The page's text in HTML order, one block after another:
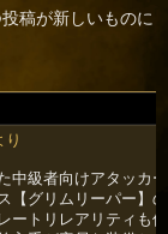
稿が新しいものに
り
中級者向けアタッカ
【グリムリーパー】
ートリレアリティも